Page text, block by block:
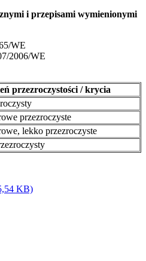
i przepisami wymienionymi
WE
2006/WE
przezroczystości / krycia
przezroczyste
lekko przezroczyste
KB)